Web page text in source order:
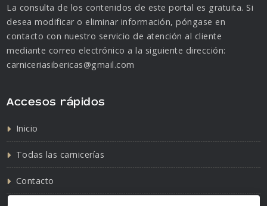
La consulta de los contenidos de este portal es gratuita. Si
desea modificar o eliminar información, póngase en
contacto con nuestro servicio de atención al cliente
mediante correo electrónico a la siguiente dirección:
carniceriasibericas@gmail.com
Accesos rápidos
Inicio
Todas las carnicerías
Contacto